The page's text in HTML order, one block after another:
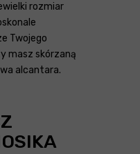
rozmiar
Twojego
masz skórzaną
alcantara.